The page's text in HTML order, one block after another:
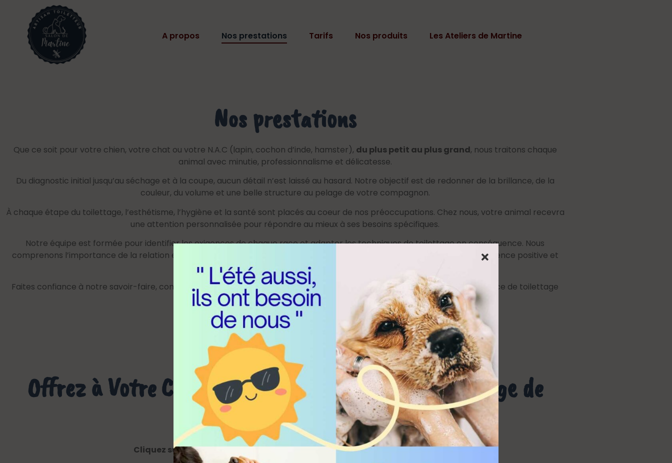
A propos Nos prestations Tarifs Nos produits Les Ateliers de Martine
Nos prestations
Que ce soit pour votre chien, votre chat ou votre N.A.C (lapin, cochon d’inde, hamster), du plus petit au plus grand, nous traitons chaque
animal avec minutie, professionnalisme et délicatesse.
Du diagnostic initial jusqu’au séchage et à la coupe, aucun détail n’est laissé au hasard. Notre objectif est de redonner de la brillance, de la
couleur, du volume et une belle structure au pelage de votre compagnon.
À chaque étape du toilettage, l’esthétisme, l’hygiène et la santé sont placés au coeur de nos préoccupations. Chez nous, votre animal recevra
une attention personnalisée pour répondre au mieux à ses besoins spécifiques.
Notre équipe est formée pour identifier les exigences de chaque race et adapter les techniques de toilettage en conséquence. Nous
comprenons l’importance de la relation entre vous et votre animal, c’est pourquoi nous nous efforçons de créer une expérience positive et
confortable à chaque visite.
Faites confiance à notre savoir-faire, confiez-nous votre compagnon à quatre pattes, et laissez-nous lui offrir une expérience de toilettage
exceptionnelle et pleine d’amour au Salon de Martine
Offrez à Votre Compagnon de compagnie un Toilettage de
Qualité
Cliquez sur une des photos pour découvrir le descriptif de la prestation.